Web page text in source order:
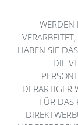
WERDEN
HABEN SIE
DIE
DERARTIGER
FÜR DAS